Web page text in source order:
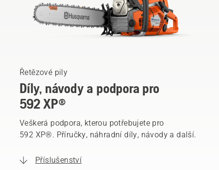
Řetězové pily
Díly, návody a podpora pro
592 XP®
Veškerá podpora, kterou potřebujete pro
592 XP®. Příručky, náhradní díly, návody a další.
Příslušenství